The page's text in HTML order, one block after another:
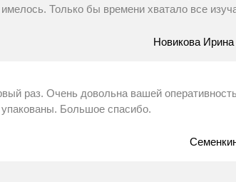
Только бы времени хватало все
Новикова
раз. Очень довольна вашей
Большое спасибо.